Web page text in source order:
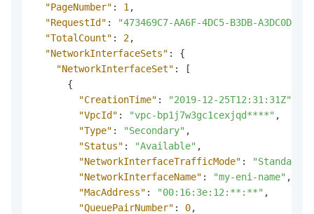
"PageNumber" : 1 ,
"RequestId" :
"473469C7-AA6F-4DC5-B3DB-
"TotalCount" : 2,
"NetworkInterfaceSets" :
{
"NetworkInterfaceSet" :
[
{
"CreationTime" : "2019-12-25T12:31:31Z"
"VpcId" : "vpc-bp1j7w3gc1cexjqd****" ,
"Type" : "Secondary" ,
"Status" : "Available" ,
"NetworkInterfaceTrafficMode" : "Standard"
"NetworkInterfaceName" : "my-eni-name" ,
"MacAddress" : "00:16:3e:12:**:**" ,
"QueuePairNumber" : 0,